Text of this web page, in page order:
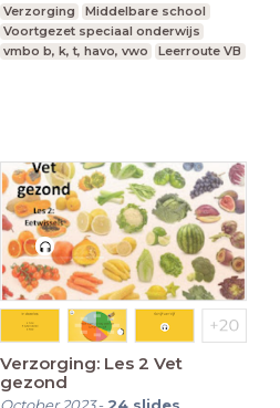
Verzorging
Middelbare school
Voortgezet speciaal onderwijs
vmbo b, k, t, havo, vwo
Leerroute VB
Verzorging: Les 2 Vet
gezond
October 2023- 24 slides